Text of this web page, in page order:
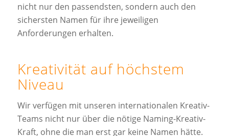
nicht nur den passendsten, sondern auch den
sichersten Namen für ihre jeweiligen
Anforderungen erhalten.
Kreativität auf höchstem
Niveau
Wir verfügen mit unseren internationalen Kreativ-
Teams nicht nur über die nötige Naming-Kreativ-
Kraft, ohne die man erst gar keine Namen hätte.